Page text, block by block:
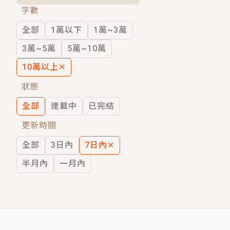
穿越｜《穿越遠古後成了野人娘子》你
字數
全部
1萬以下
1萬~3萬
3萬~5萬
5萬~10萬
10萬以上 ✕
狀態
全部
連載中
已完結
更新時間
全部
3日內 7日內 ✕
半月內
一月內